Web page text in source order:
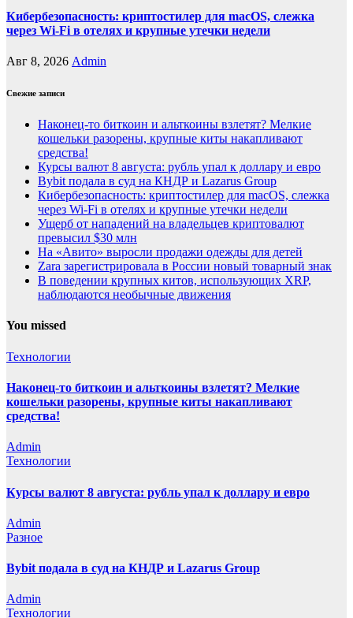
Кибербезопасность: криптостилер для macOS, слежка
через Wi-Fi в отелях и крупные утечки недели
Авг 8, 2026 Admin
Свежие записи
Наконец-то биткоин и альткоины взлетят? Мелкие
кошельки разорены, крупные киты накапливают
средства!
Курсы валют 8 августа: рубль упал к доллару и евро
Bybit подала в суд на КНДР и Lazarus Group
Кибербезопасность: криптостилер для macOS, слежка
через Wi-Fi в отелях и крупные утечки недели
Ущерб от нападений на владельцев криптовалют
превысил $30 млн
На «Авито» выросли продажи одежды для детей
Zara зарегистрировала в России новый товарный знак
В поведении крупных китов, использующих XRP,
наблюдаются необычные движения
You missed
Технологии
Наконец-то биткоин и альткоины взлетят? Мелкие
кошельки разорены, крупные киты накапливают
средства!
Admin
Технологии
Курсы валют 8 августа: рубль упал к доллару и евро
Admin
Разное
Bybit подала в суд на КНДР и Lazarus Group
Admin
Технологии